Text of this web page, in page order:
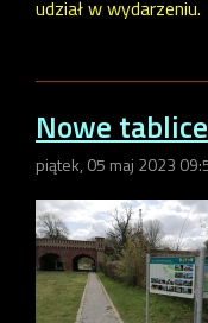
udział w wydarzeniu.
Nowe
piątek, 05 maj 2023